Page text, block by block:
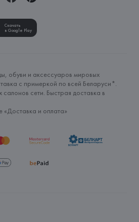
Скачать
в Google Play
обуви и аксессуаров мировых
с примеркой по всей Беларуси*.
сети. Быстрая доставка в
«Доставка и оплата»